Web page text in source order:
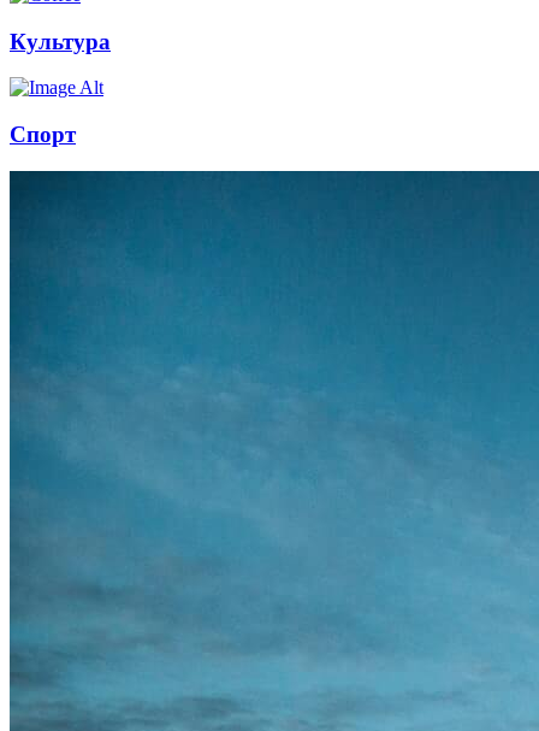
Культура
Спорт